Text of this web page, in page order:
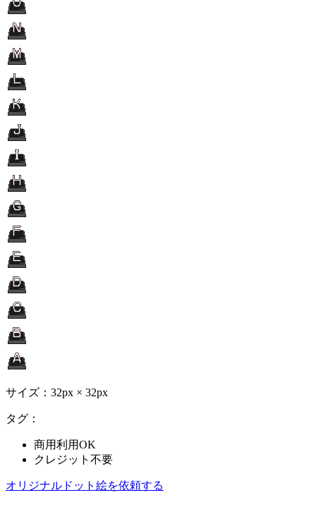
サイズ：32px × 32px
タグ：
商用利用OK
クレジット不要
オリジナルドット絵を依頼する